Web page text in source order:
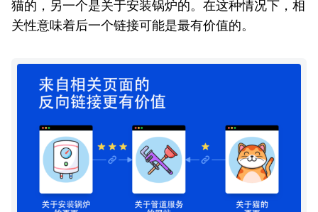
猫的，另一个是关于安装锅炉的。在这种情况下，相
关性意味着后一个链接可能是最有价值的。